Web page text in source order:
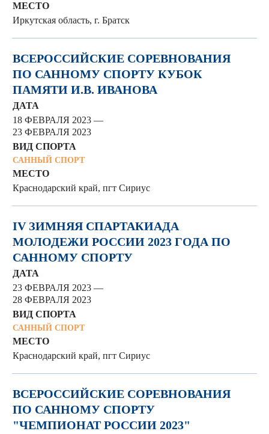
МЕСТО
Иркутская область, г. Братск
ВСЕРОССИЙСКИЕ СОРЕВНОВАНИЯ
ПО САННОМУ СПОРТУ КУБОК
ПАМЯТИ И.В. ИВАНОВА
ДАТА
18 ФЕВРАЛЯ 2023 —
23 ФЕВРАЛЯ 2023
ВИД СПОРТА
САННЫЙ СПОРТ
МЕСТО
Краснодарский край, пгт Сириус
IV ЗИМНЯЯ СПАРТАКИАДА
МОЛОДЕЖИ РОССИИ 2023 ГОДА ПО
САННОМУ СПОРТУ
ДАТА
23 ФЕВРАЛЯ 2023 —
28 ФЕВРАЛЯ 2023
ВИД СПОРТА
САННЫЙ СПОРТ
МЕСТО
Краснодарский край, пгт Сириус
ВСЕРОССИЙСКИЕ СОРЕВНОВАНИЯ
ПО САННОМУ СПОРТУ
"ЧЕМПИОНАТ РОССИИ 2023"